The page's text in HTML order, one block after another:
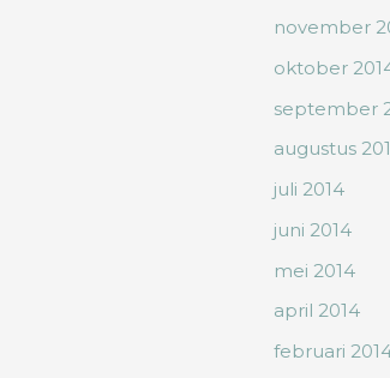
november
oktober
september
augustus
juli 2014
juni 2014
mei 2014
april 2014
februari